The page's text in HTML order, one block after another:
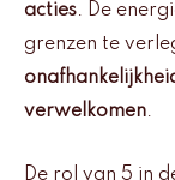
acties. De
grenzen te
verwelkomen.
De rol van 5 in